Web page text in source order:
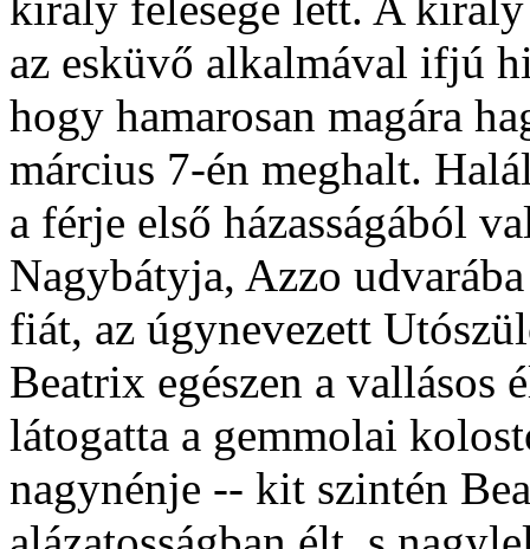
az esküvő alkalmával ifjú
hogy hamarosan magára
március 7-én meghalt.
a férje első házasságából
Nagybátyja, Azzo
fiát, az úgynevezett
Beatrix egészen a vallásos
látogatta a gemmolai
nagynénje -- kit szintén